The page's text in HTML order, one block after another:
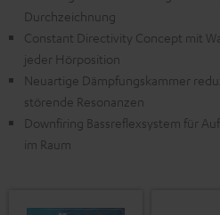
Durchzeichnung
Constant Directivity Concept mit
jeder Hörposition
Neuartige Dämpfungskammer
störende Resonanzen
Downfiring Bassreflexsystem für
im Raum